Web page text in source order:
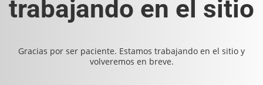
trabajando en el sitio
Gracias por ser paciente. Estamos trabajando en el sitio y
volveremos en breve.